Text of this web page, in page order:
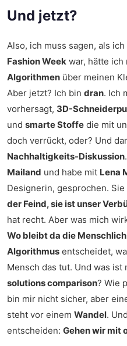
Und jetzt?
Also, ich muss sagen, als
Fashion Week war, hätte ich
Algorithmen über meinen
Aber jetzt? Ich bin dran. Ich
vorhersagt, 3D-
und smarte Stoffe die mit
doch verrückt, oder? Und
Nachhaltigkeits-Diskussion
Mailand und habe mit Lena
Designerin, gesprochen. Sie
der Feind, sie ist unser
hat recht. Aber was mich
Wo bleibt da die
Algorithmus entscheidet,
Mensch das tut. Und was ist
solutions comparison? Wie
bin mir nicht sicher, aber
steht vor einem Wandel.
entscheiden: Gehen wir mit